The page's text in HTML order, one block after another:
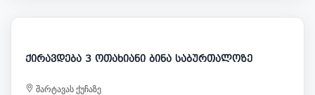
1 200
ქირავდება 3 ოთახიანი ბინა საბურთალოზე
შარტავას ქუჩაზე